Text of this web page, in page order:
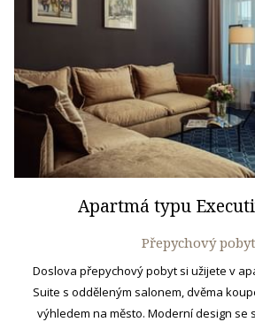
Apartmá typu
Přepychový pobyt
Doslova přepychový pobyt si užijete v
Suite s odděleným salonem, dvěma
výhledem na město. Moderní design se